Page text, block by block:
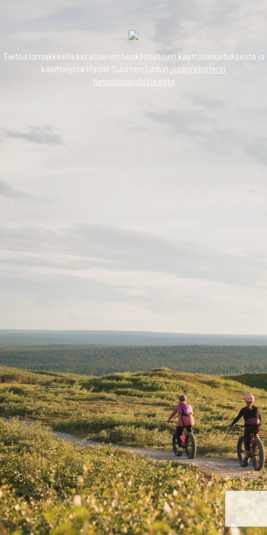
Tietoa lomakkeella kerättävien henkilötietojen käyttötarkoituksesta ja
käsittelystä löydät Suomen Ladun jäsenrekisterin
tietosuojaselosteesta